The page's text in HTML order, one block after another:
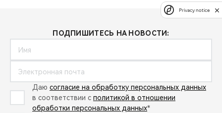
ПОДПИШИТЕСЬ НА НОВОСТИ:
Даю согласие на обработку персональных данных
в соответствии с политикой в отношении
обработки персональных данных*
Privacy notice